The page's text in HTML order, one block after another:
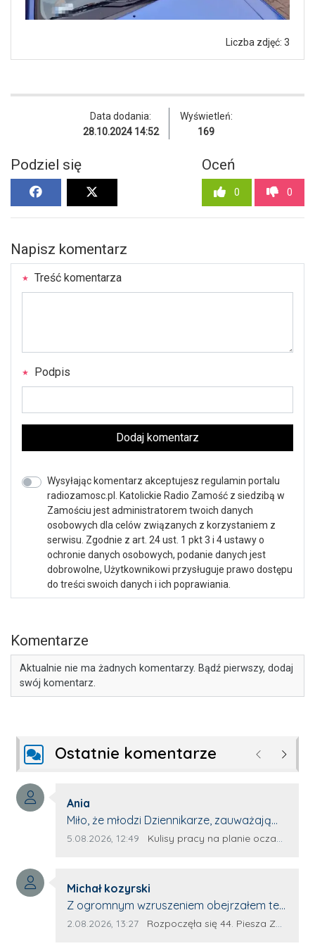
Liczba zdjęć: 3
Data dodania:
28.10.2024 14:52
Wyświetleń:
169
Podziel się Oceń
0 0
Napisz komentarz
Treść komentarza
Podpis
Dodaj komentarz
Wysyłając komentarz akceptujesz regulamin portalu
radiozamosc.pl. Katolickie Radio Zamość z siedzibą w
Zamościu jest administratorem twoich danych
osobowych dla celów związanych z korzystaniem z
serwisu. Zgodnie z art. 24 ust. 1 pkt 3 i 4 ustawy o
ochronie danych osobowych, podanie danych jest
dobrowolne, Użytkownikowi przysługuje prawo dostępu
do treści swoich danych i ich poprawiania.
Komentarze
Aktualnie nie ma żadnych komentarzy. Bądź pierwszy, dodaj
swój komentarz.
Ostatnie komentarze Poprzednie
Autor komentarza:
Ania
Treść komentarza:
Miło, że młodzi Dziennikarze, zauważają
młode talenty, które dopiero wkraczają
z nim wywiad, który przeprowadzi Pan
Artur.
Data dodania komentarza:
5.08.2026, 12:49 Źródło komentarza:
Kulisy pracy na planie oczami młodego filmowca
Autor komentarza:
Michał kozyrski
Treść komentarza:
Z ogromnym wzruszeniem obejrzałem ten
materiał. ❤️ Jestem naprawdę dumny z
Data dodania komentarza:
2.08.2026, 13:27 Źródło komentarza:
Rozpoczęła się 44. Piesza Zamojsko-Lubaczowska Pielgrzymka na Jasną Górę!